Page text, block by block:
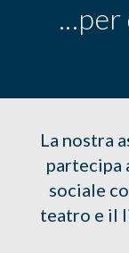
La nostra
partecipa
sociale
teatro e il